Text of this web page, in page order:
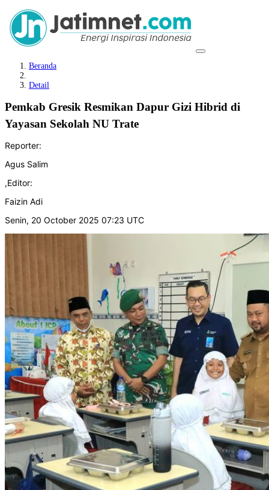
Beranda
Detail
Pemkab Gresik Resmikan Dapur Gizi Hibrid di
Yayasan Sekolah NU Trate
Reporter:
Agus Salim
,Editor:
Faizin Adi
Senin, 20 October 2025 07:23 UTC